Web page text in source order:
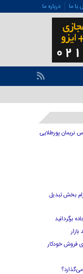
با ما درباره ما
نریمان پورطلایی
بخش تبدیل
برگردانید
فروش خودکار